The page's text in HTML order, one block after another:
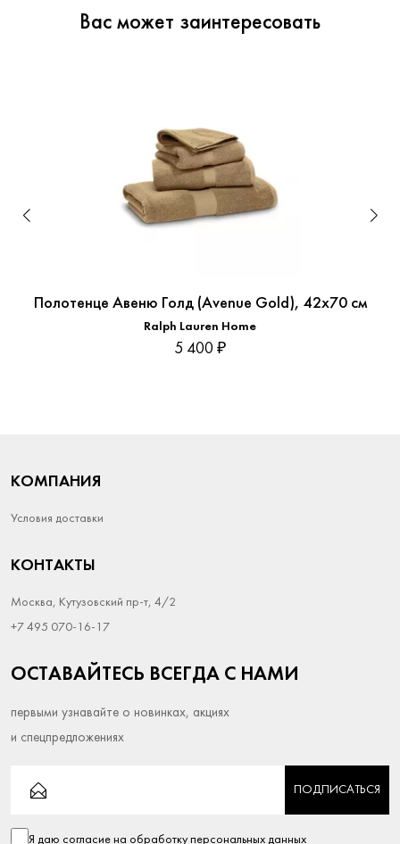
Вас может заинтересовать
Полотенце Авеню Голд (Avenue Gold), 42x70 см
Ralph Lauren Home
5 400 ₽
КОМПАНИЯ
Условия доставки
КОНТАКТЫ
Москва, Кутузовский пр-т, 4/2
+7 495 070-16-17
ОСТАВАЙТЕСЬ ВСЕГДА С НАМИ
первыми узнавайте о новинках, акциях
и спецпредложениях
ПОДПИСАТЬСЯ
Я даю согласие на обработку персональных данных